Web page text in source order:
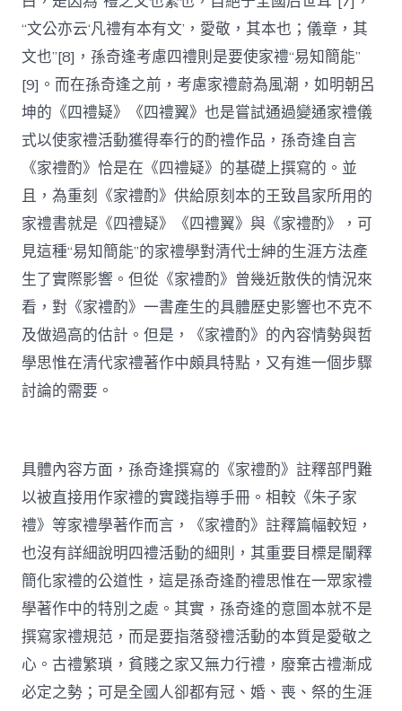
“文公亦云‘凡禮有本有文’，愛敬，其本也；儀章，其
文也”[8]，孫奇逢考慮四禮則是要使家禮“易知簡能”
[9]。而在孫奇逢之前，考慮家禮蔚為風潮，如明朝呂
坤的《四禮疑》《四禮翼》也是嘗試通過變通家禮儀
式以使家禮活動獲得奉行的酌禮作品，孫奇逢自言
《家禮酌》恰是在《四禮疑》的基礎上撰寫的。並
且，為重刻《家禮酌》供給原刻本的王致昌家所用的
家禮書就是《四禮疑》《四禮翼》與《家禮酌》，可
見這種“易知簡能”的家禮學對清代士紳的生涯方法產
生了實際影響。但從《家禮酌》曾幾近散佚的情況來
看，對《家禮酌》一書產生的具體歷史影響也不克不
及做過高的估計。但是，《家禮酌》的內容情勢與哲
學思惟在清代家禮著作中頗具特點，又有進一個步驟
討論的需要。
具體內容方面，孫奇逢撰寫的《家禮酌》註釋部門難
以被直接用作家禮的實踐指導手冊。相較《朱子家
禮》等家禮學著作而言，《家禮酌》註釋篇幅較短，
也沒有詳細說明四禮活動的細則，其重要目標是闡釋
簡化家禮的公道性，這是孫奇逢酌禮思惟在一眾家禮
學著作中的特別之處。其實，孫奇逢的意圖本就不是
撰寫家禮規范，而是要指落發禮活動的本質是愛敬之
心。古禮繁瑣，貧賤之家又無力行禮，廢棄古禮漸成
必定之勢；可是全國人卻都有冠、婚、喪、祭的生涯